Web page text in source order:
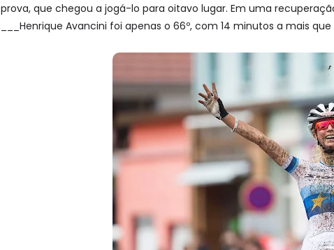
prova, que chegou a jogá-lo para oitavo lugar. Em uma
___Henrique Avancini foi apenas o 66º, com 14 minutos a mais